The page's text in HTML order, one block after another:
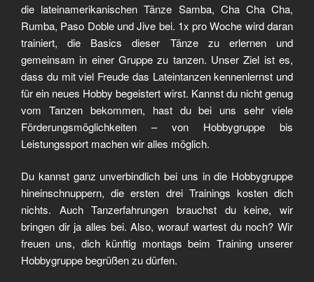
die lateinamerikanischen Tänze Samba, Cha Cha Cha,
Rumba, Paso Doble und Jive bei. 1x pro Woche wird daran
trainiert, die Basics dieser Tänze zu erlernen und
gemeinsam in einer Gruppe zu tanzen. Unser Ziel ist es,
dass du mit viel Freude das Lateintanzen kennenlernst und
für ein neues Hobby begeistert wirst. Kannst du nicht genug
vom Tanzen bekommen, hast du bei uns sehr viele
Förderungsmöglichkeiten – von Hobbygruppe bis
Leistungssport machen wir alles möglich.
Du kannst ganz unverbindlich bei uns in die Hobbygruppe
hineinschnuppern, die ersten drei Trainings kosten dich
nichts. Auch Tanzerfahrungen brauchst du keine, wir
bringen dir ja alles bei. Also, worauf wartest du noch? Wir
freuen uns, dich künftig montags beim Training unserer
Hobbygruppe begrüßen zu dürfen.